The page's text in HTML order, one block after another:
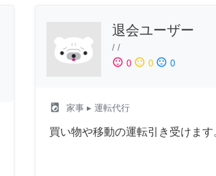
退会ユーザー
/ /
sentiment_satisfied 0 sentiment_neutral 0 sentiment_dissatisfied 0
local_laundry_service 家事▸ 運転代行
買い物や移動の運転引き受けま